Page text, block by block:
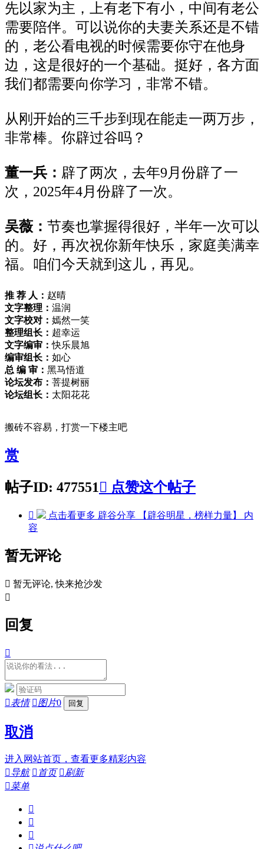
先以家为主，上有老下有小，中间有老公
需要陪伴。可以说你的夫妻关系还是不错
的，老公看电视的时候需要你守在他身
边，这是很好的一个基础。挺好，各方面
我们都需要向你学习，非常不错。
从刚开始的三千步到现在能走一两万步，
非常棒。你辟过谷吗？
董一兵： 辟了两次，去年9月份辟了一
次，2025年4月份辟了一次。
吴薇： 节奏也掌握得很好，半年一次可以
的。好，再次祝你新年快乐，家庭美满幸
福。咱们今天就到这儿，再见。
推 荐 人： 赵晴
文字整理： 温润
文字校对： 嫣然一笑
整理组长： 超幸运
文字编审：快乐晨旭
编审组长： 如心
总 编 审： 黑马悟道
论坛发布： 菩提树丽
论坛组长： 太阳花花
搬砖不容易，打赏一下楼主吧
赏
帖子ID: 477551 点赞这个帖子
 点击看更多 辟谷分享 【辟谷明星，榜样力量】
内
容
暂无评论
 暂无评论, 快来抢沙发

回复

表情 图片0
取消
进入网站首页，查看更多精彩内容
导航  首页 刷新
菜单


